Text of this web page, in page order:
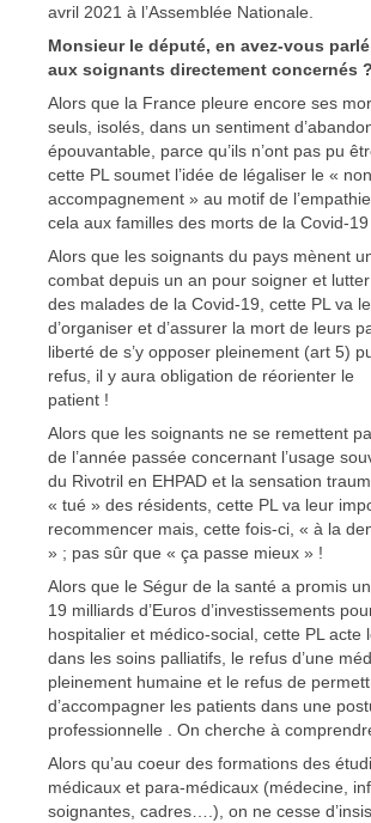
avril 2021 à l’Assemblée Nationale.
Monsieur le député, en avez-vous
aux soignants directement concernés ?
Alors que la France pleure encore ses
seuls, isolés, dans un sentiment
épouvantable, parce qu’ils n’ont pas pu
cette PL soumet l’idée de légaliser le «
accompagnement » au motif de
cela aux familles des morts de la Covid-19
Alors que les soignants du pays mènent
combat depuis un an pour soigner et
des malades de la Covid-19, cette PL va
d’organiser et d’assurer la mort de leurs
liberté de s’y opposer pleinement (art 5)
refus, il y aura obligation de réorienter le
patient !
Alors que les soignants ne se remettent
de l’année passée concernant l’usage
du Rivotril en EHPAD et la sensation
« tué » des résidents, cette PL va leur
recommencer mais, cette fois-ci, « à la
» ; pas sûr que « ça passe mieux » !
Alors que le Ségur de la santé a promis
19 milliards d’Euros d’investissements
hospitalier et médico-social, cette PL acte
dans les soins palliatifs, le refus d’une
pleinement humaine et le refus de
d’accompagner les patients dans une
professionnelle . On cherche à
Alors qu’au coeur des formations des
médicaux et para-médicaux (médecine,
soignantes, cadres….), on ne cesse